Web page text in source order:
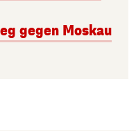
gegen Moskau